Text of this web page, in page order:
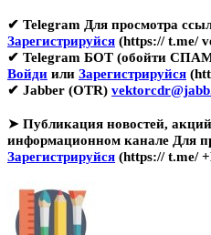
✔ Telegram Для просмотра
Зарегистрируйся (https:// t.me/
✔ Telegram БОТ (обойти
Войди или Зарегистрируйся
✔ Jabber (OTR)
➤ Публикация новостей,
информационном канале Для
Зарегистрируйся (https:// t.me/